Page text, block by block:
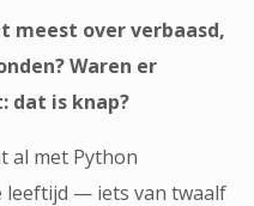
meest over verbaasd,
Waren er
dat is knap?
al met Python
leeftijd — iets van twaalf